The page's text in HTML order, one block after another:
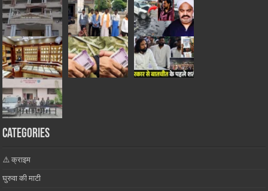
Categories
⚠️ क्राइम
घुरुवा की माटी